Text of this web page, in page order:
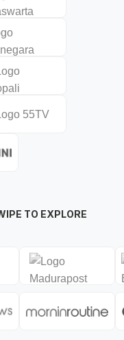
TO EXPLORE